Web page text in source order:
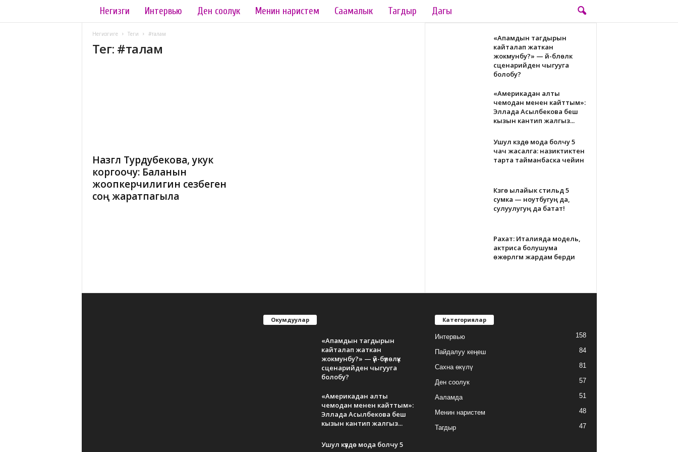
a
Негизги Интервью Ден соолук Менин наристем Саамалык Тагдыр Дагы
Негизгиге Теги #талам
Тег: #талам
Назгүл Турдубекова, укук
коргоочу: Баланын
жоопкерчилигин сезбеген
соң жаратпагыла
«Апамдын тагдырын
кайталап жаткан
жокмунбу?» — үй-бүлөлүк
сценарийден чыгууга
болобу?
«Америкадан алты
чемодан менен кайттым»:
Эллада Асылбекова беш
кызын кантип жалгыз...
Ушул күздө мода болчу 5
чач жасалга: назиктиктен
тарта тайманбаска чейин
Күзгө ылайык стильдүү 5
сумка — ноутбугуң да,
сулуулугуң да батат!
Рахат: Италияда модель,
актриса болушума
өжөрлүгүм жардам берди
Окумдуулар
«Апамдын тагдырын
кайталап жаткан
жокмунбу?» — үй-бүлөлүк
сценарийден чыгууга
болобу?
«Америкадан алты
чемодан менен кайттым»:
Эллада Асылбекова беш
кызын кантип жалгыз...
Ушул күздө мода болчу 5
Категориялар
Интервью 158
Пайдалуу кеңеш 84
Сахна өкүлү 81
Ден соолук 57
Ааламда 51
Менин наристем 48
Тагдыр 47